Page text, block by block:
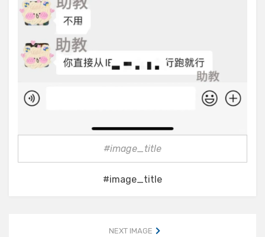
#image_title
#image_title
NEXT IMAGE